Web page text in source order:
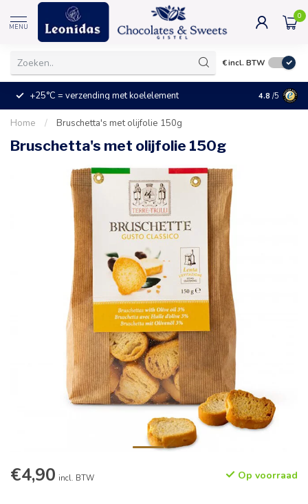
MENU
0
€incl. BTW
+25°C = verzending met koelelement Kleine
4.8 /5
Home / Bruschetta's met olijfolie 150g
Bruschetta's met olijfolie 150g
€4,90 incl. BTW Op voorraad